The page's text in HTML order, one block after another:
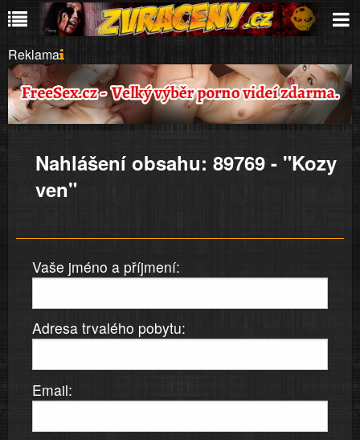
Reklama
Nahlášení obsahu: 89769 - "Kozy
ven"
Vaše jméno a příjmení:
Adresa trvalého pobytu:
Email: